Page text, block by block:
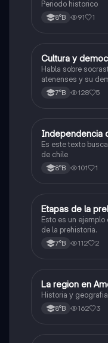
Periodo historico
8°B 91 1
Historia, Geografía
Cultura y
Habla sobre
atenenses y su
políticos su
7°B 128 5
Historia, Geografía y
Independencia
Es este texto
de chile
8°B 101 1
Historia, Geografía y
Etapas de la
Esto es un
de la prehistoria.
7°B 112 2
Historia, Geografía
La region en
Historia y
8°B 162 3